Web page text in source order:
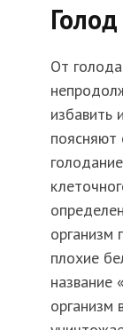
Голод
От
избавить
поясняют
организм
плохие
название
организм